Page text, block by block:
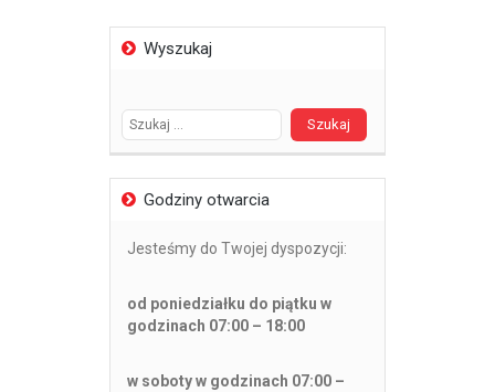
Wyszukaj
Godziny otwarcia
Jesteśmy do Twojej dyspozycji:
od poniedziałku do piątku w
godzinach 07:00 – 18:00
w soboty w godzinach 07:00 –